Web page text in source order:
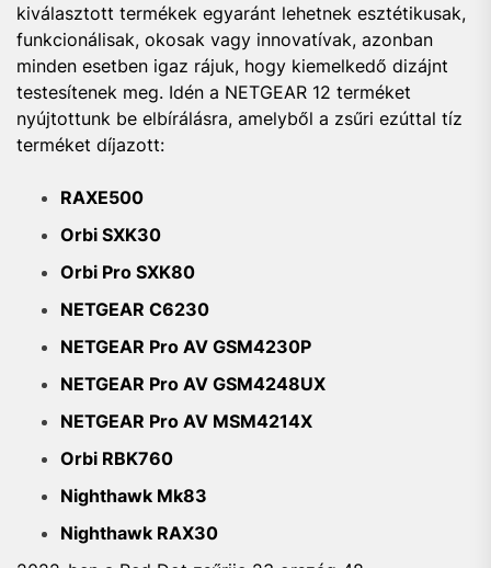
kiválasztott termékek egyaránt lehetnek esztétikusak,
funkcionálisak, okosak vagy innovatívak, azonban
minden esetben igaz rájuk, hogy kiemelkedő dizájnt
testesítenek meg. Idén a NETGEAR 12 terméket
nyújtottunk be elbírálásra, amelyből a zsűri ezúttal tíz
terméket díjazott:
RAXE500
Orbi SXK30
Orbi Pro SXK80
NETGEAR C6230
NETGEAR Pro AV GSM4230P
NETGEAR Pro AV GSM4248UX
NETGEAR Pro AV MSM4214X
Orbi RBK760
Nighthawk Mk83
Nighthawk RAX30